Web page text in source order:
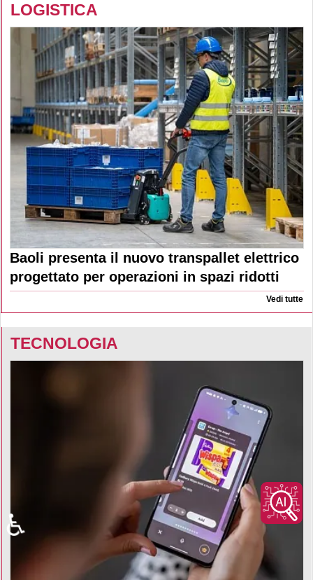
LOGISTICA
Baoli presenta il nuovo transpallet elettrico
progettato per operazioni in spazi ridotti
Vedi tutte
TECNOLOGIA